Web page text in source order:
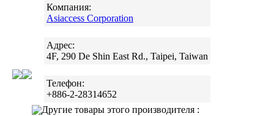
Компания:
Asiaccess Corporation
Адрес:
4F, 290 De Shin East Rd., Taipei, Taiwan
Телефон:
+886-2-28314652
Другие товары этого производителя :